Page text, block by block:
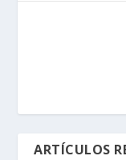
ARTÍCULOS